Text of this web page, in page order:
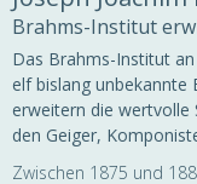
Brahms-Institut
Das Brahms-Institut
elf bislang unbekannte
erweitern die wertvolle
den Geiger,
Zwischen 1875 und